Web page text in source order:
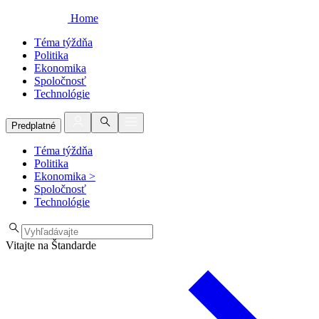
Home
Téma týždňa
Politika
Ekonomika
Spoločnosť
Technológie
Predplatné
Téma týždňa
Politika
Ekonomika >
Spoločnosť
Technológie
Vitajte na Štandarde